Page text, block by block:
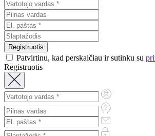
Patvirtinu, kad perskaičiau ir sutinku su
Registruotis